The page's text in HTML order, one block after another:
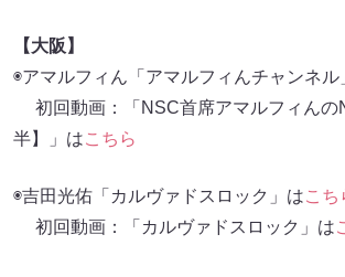
【大阪】
◉アマルフィん「アマルフィんチャンネル
初回動画：「NSC首席アマルフィんの
半】」はこちら
◉吉田光佑「カルヴァドスロック」はこち
初回動画：「カルヴァドスロック」は